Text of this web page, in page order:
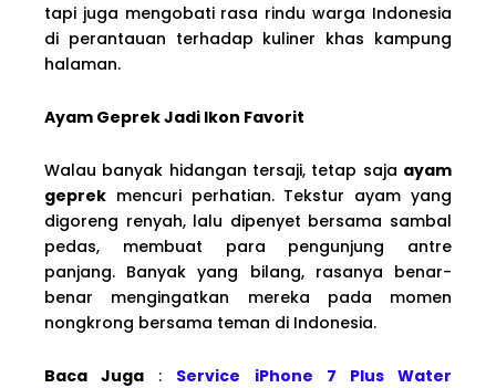
tapi juga mengobati rasa rindu warga Indonesia
di perantauan terhadap kuliner khas kampung
halaman.
Ayam Geprek Jadi Ikon Favorit
Walau banyak hidangan tersaji, tetap saja ayam
geprek mencuri perhatian. Tekstur ayam yang
digoreng renyah, lalu dipenyet bersama sambal
pedas, membuat para pengunjung antre
panjang. Banyak yang bilang, rasanya benar-
benar mengingatkan mereka pada momen
nongkrong bersama teman di Indonesia.
Baca Juga : Service iPhone 7 Plus Water